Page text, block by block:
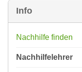
Info
Nachhilfe finden
Nachhilfelehrer